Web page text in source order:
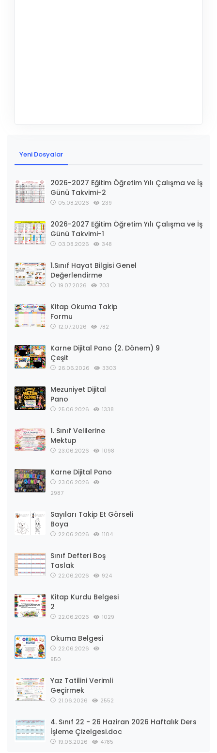
Yeni Dosyalar
2026-2027 Eğitim Öğretim Yılı Çalışma ve İş
Günü Takvimi-2
05.08.2026 239
2026-2027 Eğitim Öğretim Yılı Çalışma ve İş
Günü Takvimi-1
03.08.2026 348
1.Sınıf Hayat Bilgisi Genel
Değerlendirme
19.07.2026 703
Kitap Okuma Takip
Formu
12.07.2026 782
Karne Dijital Pano (2. Dönem) 9
Çeşit
26.06.2026 3303
Mezuniyet Dijital
Pano
25.06.2026 1338
1. Sınıf Velilerine
Mektup
23.06.2026 1098
Karne Dijital Pano
23.06.2026
2987
Sayıları Takip Et Görseli
Boya
22.06.2026 1104
Sınıf Defteri Boş
Taslak
22.06.2026 924
Kitap Kurdu Belgesi
2
22.06.2026 1029
Okuma Belgesi
22.06.2026
950
Yaz Tatilini Verimli
Geçirmek
21.06.2026 2552
4. Sınıf 22 - 26 Haziran 2026 Haftalık Ders
İşleme Çizelgesi.doc
19.06.2026 4785